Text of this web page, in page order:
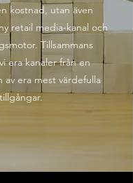
kostnad, utan även
retail media-kanal och
Tillsammans
era kanaler från en
av era mest värdefulla
tillgångar.